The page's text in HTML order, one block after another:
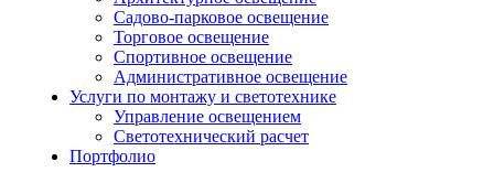
Садово-парковое освещение
Торговое освещение
Спортивное освещение
Административное освещение
Услуги по монтажу и светотехнике
Управление освещением
Светотехнический расчет
Портфолио